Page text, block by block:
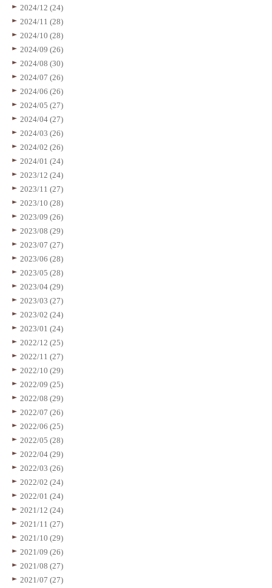
2024/12 (24)
2024/11 (28)
2024/10 (28)
2024/09 (26)
2024/08 (30)
2024/07 (26)
2024/06 (26)
2024/05 (27)
2024/04 (27)
2024/03 (26)
2024/02 (26)
2024/01 (24)
2023/12 (24)
2023/11 (27)
2023/10 (28)
2023/09 (26)
2023/08 (29)
2023/07 (27)
2023/06 (28)
2023/05 (28)
2023/04 (29)
2023/03 (27)
2023/02 (24)
2023/01 (24)
2022/12 (25)
2022/11 (27)
2022/10 (29)
2022/09 (25)
2022/08 (29)
2022/07 (26)
2022/06 (25)
2022/05 (28)
2022/04 (29)
2022/03 (26)
2022/02 (24)
2022/01 (24)
2021/12 (24)
2021/11 (27)
2021/10 (29)
2021/09 (26)
2021/08 (27)
2021/07 (27)